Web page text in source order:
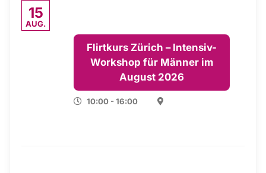
15
AUG.
Flirtkurs Zürich – Intensiv-
Workshop für Männer im
August 2026
10:00 - 16:00